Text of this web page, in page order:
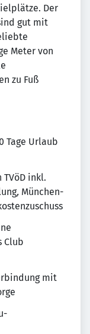
Der
gut mit
Meter von
zu Fuß
Tage Urlaub
inkl.
, München-
Club
mit